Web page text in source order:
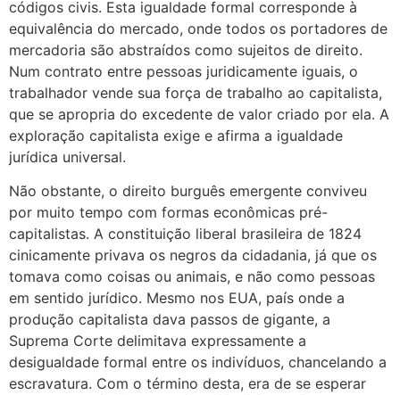
códigos civis. Esta igualdade formal corresponde à
equivalência do mercado, onde todos os portadores de
mercadoria são abstraídos como sujeitos de direito.
Num contrato entre pessoas juridicamente iguais, o
trabalhador vende sua força de trabalho ao capitalista,
que se apropria do excedente de valor criado por ela. A
exploração capitalista exige e afirma a igualdade
jurídica universal.
Não obstante, o direito burguês emergente conviveu
por muito tempo com formas econômicas pré-
capitalistas. A constituição liberal brasileira de 1824
cinicamente privava os negros da cidadania, já que os
tomava como coisas ou animais, e não como pessoas
em sentido jurídico. Mesmo nos EUA, país onde a
produção capitalista dava passos de gigante, a
Suprema Corte delimitava expressamente a
desigualdade formal entre os indivíduos, chancelando a
escravatura. Com o término desta, era de se esperar